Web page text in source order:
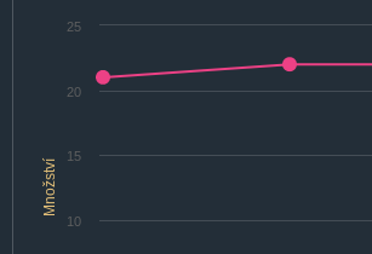
Množství
10
15
20
25